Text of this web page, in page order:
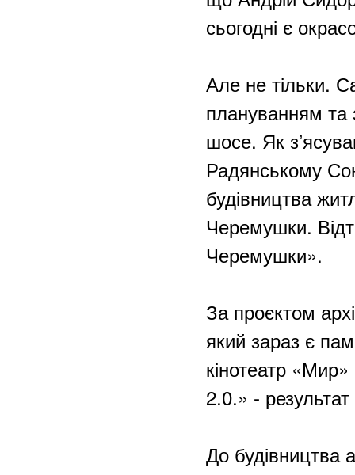
сьогодні є
Але не тільки.
плануванням та
шосе. Як
Радянському
будівництва
Черемушки.
Черемушки».
За проєктом
який зараз є
кінотеатр
2.0.» -
До будівництва